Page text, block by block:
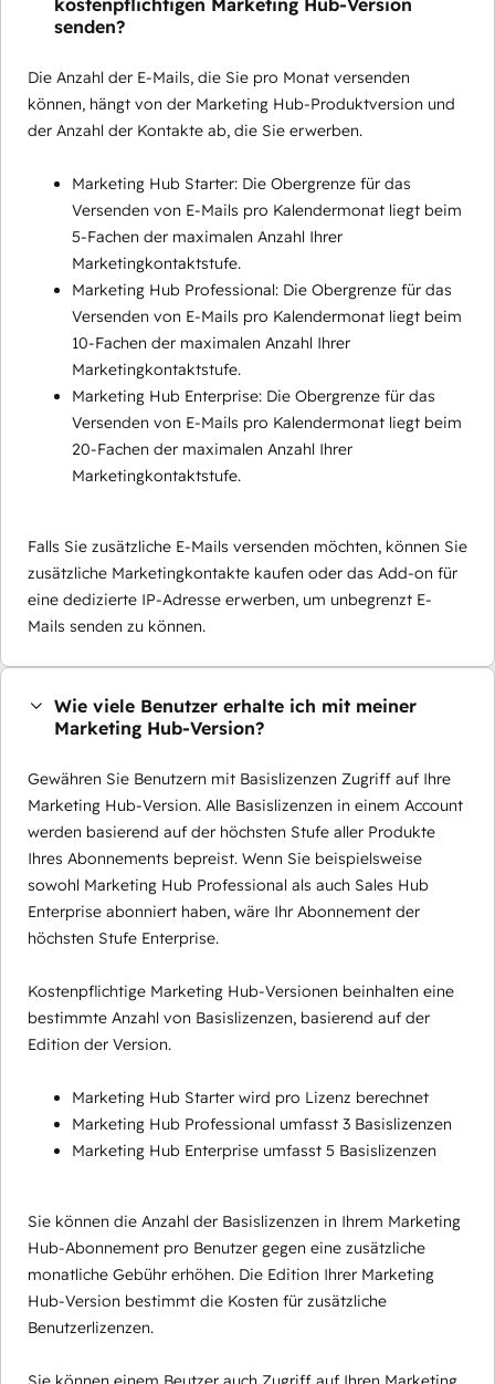
kostenpflichtigen Marketing Hub-Version
senden?
Die Anzahl der E-Mails, die Sie pro Monat versenden
können, hängt von der Marketing Hub-Produktversion und
der Anzahl der Kontakte ab, die Sie erwerben.
Marketing Hub Starter: Die Obergrenze für das
Versenden von E-Mails pro Kalendermonat liegt beim
5-Fachen der maximalen Anzahl Ihrer
Marketingkontaktstufe.
Marketing Hub Professional: Die Obergrenze für das
Versenden von E-Mails pro Kalendermonat liegt beim
10-Fachen der maximalen Anzahl Ihrer
Marketingkontaktstufe.
Marketing Hub Enterprise: Die Obergrenze für das
Versenden von E-Mails pro Kalendermonat liegt beim
20-Fachen der maximalen Anzahl Ihrer
Marketingkontaktstufe.
Falls Sie zusätzliche E-Mails versenden möchten, können Sie
zusätzliche Marketingkontakte kaufen oder das Add-on für
eine dedizierte IP-Adresse erwerben, um unbegrenzt E-
Mails senden zu können.
Wie viele Benutzer erhalte ich mit meiner
Marketing Hub-Version?
Gewähren Sie Benutzern mit Basislizenzen Zugriff auf Ihre
Marketing Hub-Version. Alle Basislizenzen in einem Account
werden basierend auf der höchsten Stufe aller Produkte
Ihres Abonnements bepreist. Wenn Sie beispielsweise
sowohl Marketing Hub Professional als auch Sales Hub
Enterprise abonniert haben, wäre Ihr Abonnement der
höchsten Stufe Enterprise.
Kostenpflichtige Marketing Hub-Versionen beinhalten eine
bestimmte Anzahl von Basislizenzen, basierend auf der
Edition der Version.
Marketing Hub Starter wird pro Lizenz berechnet
Marketing Hub Professional umfasst 3 Basislizenzen
Marketing Hub Enterprise umfasst 5 Basislizenzen
Sie können die Anzahl der Basislizenzen in Ihrem Marketing
Hub-Abonnement pro Benutzer gegen eine zusätzliche
monatliche Gebühr erhöhen. Die Edition Ihrer Marketing
Hub-Version bestimmt die Kosten für zusätzliche
Benutzerlizenzen.